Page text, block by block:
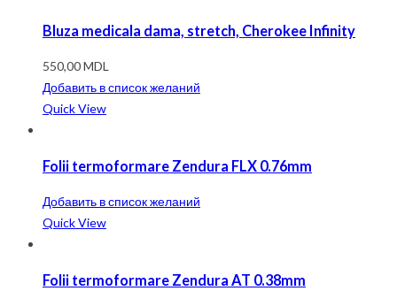
Bluza medicala dama, stretch, Cherokee Infinity
550,00MDL
Добавить в список желаний
Quick View
Folii termoformare Zendura FLX 0.76mm
Добавить в список желаний
Quick View
Folii termoformare Zendura AT 0.38mm